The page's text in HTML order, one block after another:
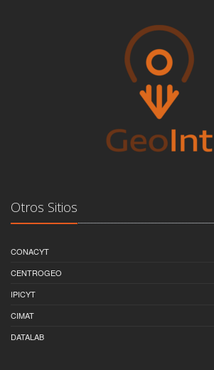
Otros Sitios
CONACYT
CENTROGEO
IPICYT
CIMAT
DATALAB